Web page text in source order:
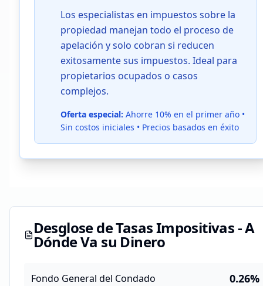
Los especialistas en impuestos sobre la
propiedad manejan todo el proceso de
apelación y solo cobran si reducen
exitosamente sus impuestos. Ideal para
propietarios ocupados o casos
complejos.
Oferta especial: Ahorre 10% en el primer año •
Sin costos iniciales • Precios basados en éxito
Desglose de Tasas Impositivas - A
Dónde Va su Dinero
Fondo General del Condado 0.26%